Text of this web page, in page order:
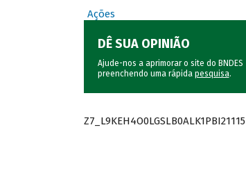
Ações
DÊ SUA OPINIÃO
Ajude-nos a aprimorar o site do BNDES
preenchendo uma rápida pesquisa.
Z7_L9KEH4O0LGSLB0ALK1PBI21115